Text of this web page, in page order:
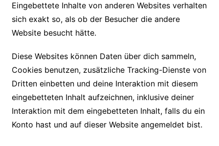
Eingebettete Inhalte von anderen Websites verhalten
sich exakt so, als ob der Besucher die andere
Website besucht hätte.
Diese Websites können Daten über dich sammeln,
Cookies benutzen, zusätzliche Tracking-Dienste von
Dritten einbetten und deine Interaktion mit diesem
eingebetteten Inhalt aufzeichnen, inklusive deiner
Interaktion mit dem eingebetteten Inhalt, falls du ein
Konto hast und auf dieser Website angemeldet bist.